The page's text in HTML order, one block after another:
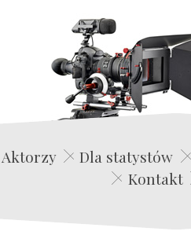
Aktorzy Dla statystów
Kontakt